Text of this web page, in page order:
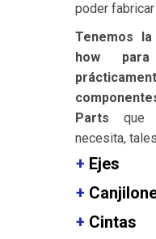
poder
Tenemos
how
Parts que
necesita,
+ Ejes
+
+ Cintas